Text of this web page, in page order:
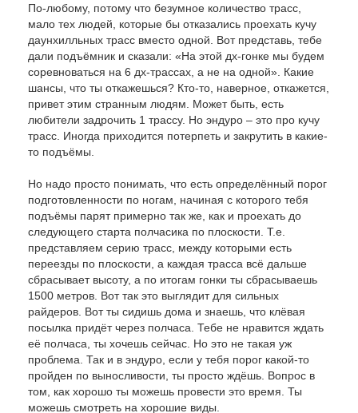
По-любому, потому что безумное количество трасс,
мало тех людей, которые бы отказались проехать кучу
даунхилльных трасс вместо одной. Вот представь, тебе
дали подъёмник и сказали: «На этой дх-гонке мы будем
соревноваться на 6 дх-трассах, а не на одной». Какие
шансы, что ты откажешься? Кто-то, наверное, откажется,
привет этим странным людям. Может быть, есть
любители задрочить 1 трассу. Но эндуро – это про кучу
трасс. Иногда приходится потерпеть и закрутить в какие-
то подъёмы.
Но надо просто понимать, что есть определённый порог
подготовленности по ногам, начиная с которого тебя
подъёмы парят примерно так же, как и проехать до
следующего старта полчасика по плоскости. Т.е.
представляем серию трасс, между которыми есть
переезды по плоскости, а каждая трасса всё дальше
сбрасывает высоту, а по итогам гонки ты сбрасываешь
1500 метров. Вот так это выглядит для сильных
райдеров. Вот ты сидишь дома и знаешь, что клёвая
посылка придёт через полчаса. Тебе не нравится ждать
её полчаса, ты хочешь сейчас. Но это не такая уж
проблема. Так и в эндуро, если у тебя порог какой-то
пройден по выносливости, ты просто ждёшь. Вопрос в
том, как хорошо ты можешь провести это время. Ты
можешь смотреть на хорошие виды.